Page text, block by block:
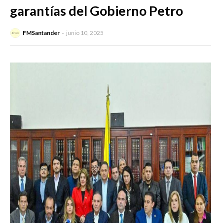
garantías del Gobierno Petro
FMSantander junio 10, 2025